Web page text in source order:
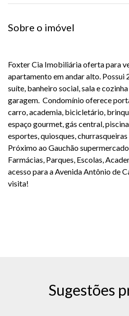
Sobre o imóvel
Foxter Cia Imobiliária oferta para
apartamento em andar alto. Possui
suíte, banheiro social, sala e
garagem. Condomínio oferece
carro, academia, bicicletário,
espaço gourmet, gás central,
esportes, quiosques,
Próximo ao Gauchão
Farmácias, Parques, Escolas,
acesso para a Avenida Antônio de
visita!
Sugestões